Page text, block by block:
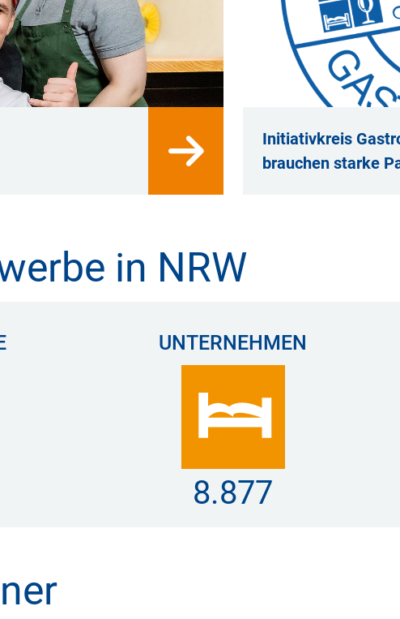
Initiativkreis
brauchen starke
in NRW
UNTERNEHMEN
16.327